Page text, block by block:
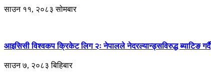
साउन ११, २०८३ सोमबार
आइसिसी विश्वकप क्रिकेट लिग २ः नेपालले नेदरल्यान्ड्सविरुद्ध ब्याटिङ गर्दै
साउन ७, २०८३ बिहिबार